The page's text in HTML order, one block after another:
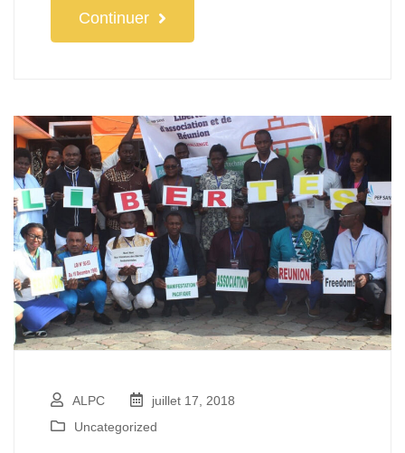
Continuer
ALPC
juillet 17, 2018
Uncategorized